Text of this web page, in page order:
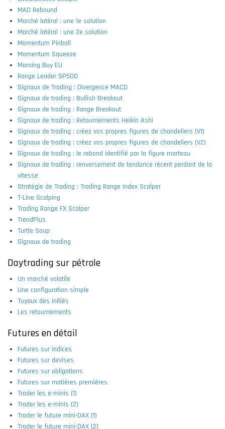
MAD Rebound
Marché latéral : une 1e solution
Marché latéral : une 2e solution
Momentum Pinball
Momentum Squeeze
Morning Buy EU
Range Leader SP500
Signaux de Trading : Divergence MACD
Signaux de trading : Bullish Breakout
Signaux de trading : Range Breakout
Signaux de trading : Retournements Heikin Ashi
Signaux de trading : créez vos propres figures de chandeliers (V1)
Signaux de trading : créez vos propres figures de chandeliers (V2)
Signaux de trading : le rebond identifié par la figure marteau
Signaux de trading : renversement de tendance récent perdant de la
vitesse
Stratégie de Trading : Trading Range Index Scalper
T-Line Scalping
Trading Range FX Scalper
TrendPlus
Turtle Soup
Signaux de trading
Daytrading sur pétrole
Un marché volatile
Une configuration simple
Tuyaux des initiés
Les retournements
Futures en détail
Futures sur indices
Futures sur devises
Futures sur obligations
Futures sur matières premières
Trader les e-minis (1)
Trader les e-minis (2)
Trader le future mini-DAX (1)
Trader le future mini-DAX (2)